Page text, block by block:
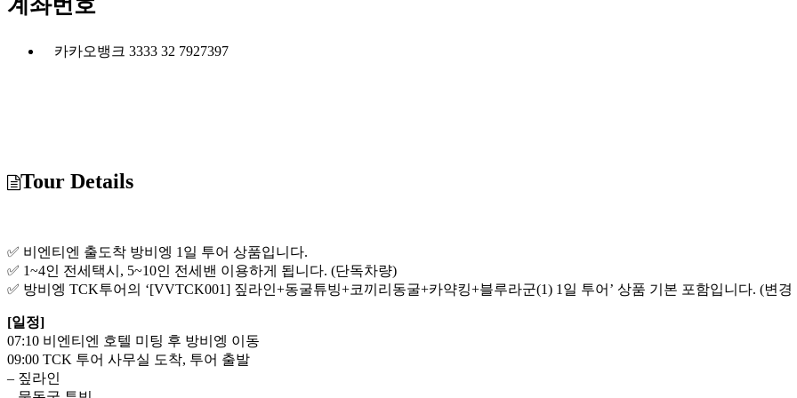
카카오뱅크 3333 32 7927397
Tour Details
✅ 비엔티엔 출도착 방비엥 1일 투어 상품입니다.
✅ 1~4인 전세택시, 5~10인 전세밴 이용하게 됩니다. (단독차량)
✅ 방비엥 TCK투어의 ‘[VVTCK001] 짚라인+동굴튜빙+코끼리동굴+카약킹+블루라군(1) 1일 투어’ 상품 기본 포함입니다. (변경
[일정]
07:10 비엔티엔 호텔 미팅 후 방비엥 이동
09:00 TCK 투어 사무실 도착, 투어 출발
– 짚라인